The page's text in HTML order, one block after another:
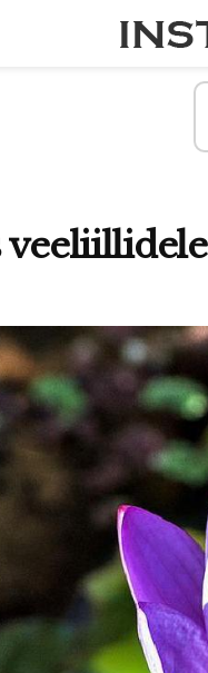
veeliillidele